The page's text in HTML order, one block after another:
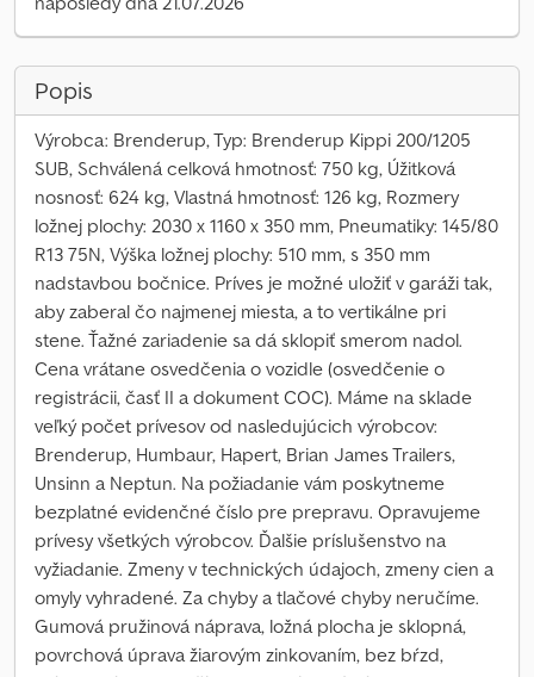
Popis
Výrobca: Brenderup, Typ: Brenderup Kippi 200/1205
SUB, Schválená celková hmotnosť: 750 kg, Úžitková
nosnosť: 624 kg, Vlastná hmotnosť: 126 kg, Rozmery
ložnej plochy: 2030 x 1160 x 350 mm, Pneumatiky: 145/80
R13 75N, Výška ložnej plochy: 510 mm, s 350 mm
nadstavbou bočnice. Príves je možné uložiť v garáži tak,
aby zaberal čo najmenej miesta, a to vertikálne pri
stene. Ťažné zariadenie sa dá sklopiť smerom nadol.
Cena vrátane osvedčenia o vozidle (osvedčenie o
registrácii, časť II a dokument COC). Máme na sklade
veľký počet prívesov od nasledujúcich výrobcov:
Brenderup, Humbaur, Hapert, Brian James Trailers,
Unsinn a Neptun. Na požiadanie vám poskytneme
bezplatné evidenčné číslo pre prepravu. Opravujeme
prívesy všetkých výrobcov. Ďalšie príslušenstvo na
vyžiadanie. Zmeny v technických údajoch, zmeny cien a
omyly vyhradené. Za chyby a tlačové chyby neručíme.
Gumová pružinová náprava, ložná plocha je sklopná,
povrchová úprava žiarovým zinkovaním, bez bŕzd,